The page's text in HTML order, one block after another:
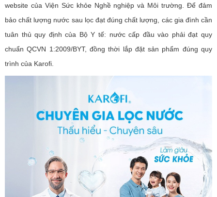
website của Viện Sức khỏe Nghề nghiệp và Môi trường. Để đảm
bảo chất lượng nước sau lọc đạt đúng chất lượng, các gia đình cần
tuân thủ quy định của Bộ Y tế: nước cấp đầu vào phải đạt quy
chuẩn QCVN 1:2009/BYT, đồng thời lắp đặt sản phẩm đúng quy
trình của Karofi.